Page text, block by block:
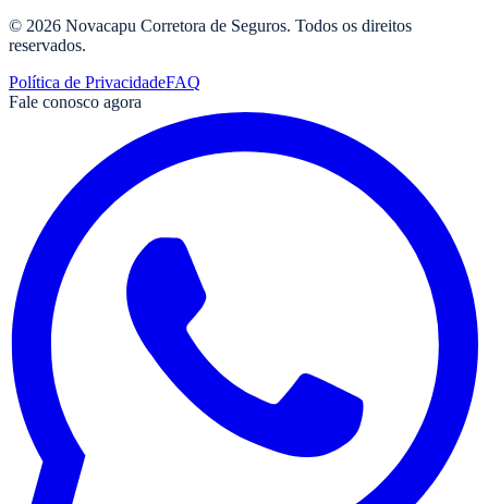
© 2026 Novacapu Corretora de Seguros. Todos os direitos
reservados.
Política de PrivacidadeFAQ
Fale conosco agora